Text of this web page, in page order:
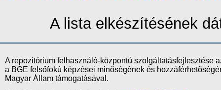
A lista elkészítésének
A repozitórium felhasználó-központú szolgáltatásfejlesztése
a BGE felsőfokú képzései minőségének és
Magyar Állam támogatásával.